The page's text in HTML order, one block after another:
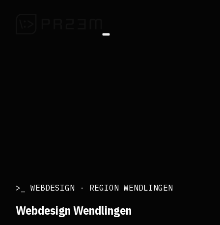
>_ WEBDESIGN · REGION WENDLINGEN
Webdesign Wendlingen